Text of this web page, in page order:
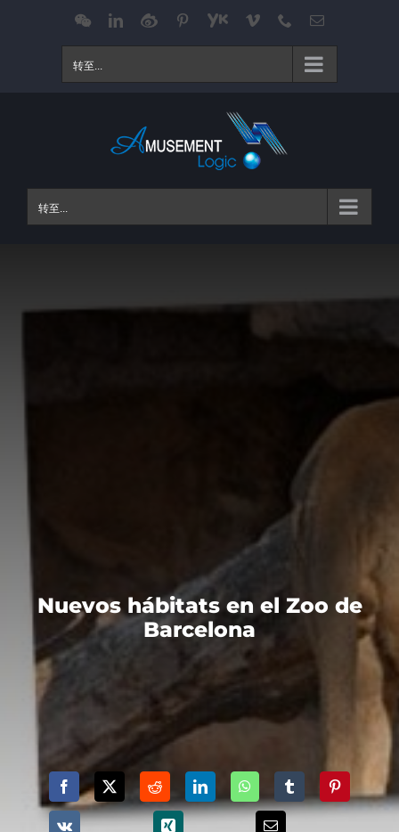
WeChatLinkedIn
Weibo Pinterest
Youku Vimeo Phone电
转至...
转至...
Nuevos hábitats en el Zoo de
Barcelona